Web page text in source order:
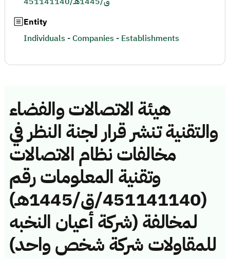
هيئة الاتصالات والفضاء
والتقنية تنشر قرار لجنة النظر في
مخالفات نظام الاتصالات
وتقنية المعلومات رقم
(451141140/ق/1445هـ)
لمخالفة (شركة أعيان النخبه
للمقاولات شركة شخص واحد)
Entity
Individuals - Companies - Establishments